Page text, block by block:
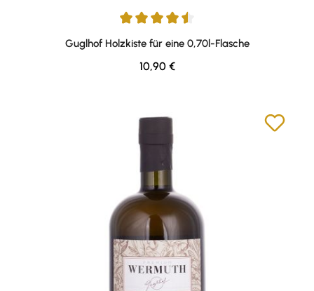
Durchschnittliche Bewertung von 4.57 von 5 Sternen
Guglhof Holzkiste für eine 0,70l-Flasche
Regulärer Preis:
10,90 €